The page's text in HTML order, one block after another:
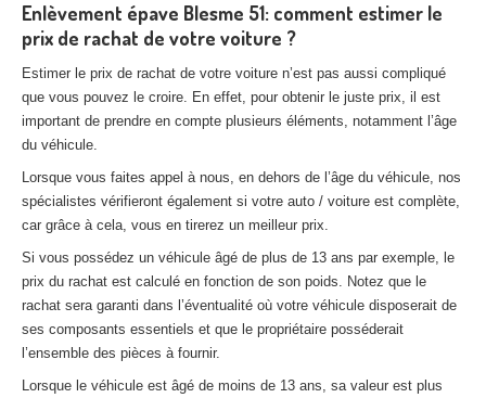
Enlèvement épave Blesme 51: comment estimer le
prix de rachat de votre voiture ?
Estimer le prix de rachat de votre voiture n’est pas aussi compliqué
que vous pouvez le croire. En effet, pour obtenir le juste prix, il est
important de prendre en compte plusieurs éléments, notamment l’âge
du véhicule.
Lorsque vous faites appel à nous, en dehors de l’âge du véhicule, nos
spécialistes vérifieront également si votre auto / voiture est complète,
car grâce à cela, vous en tirerez un meilleur prix.
Si vous possédez un véhicule âgé de plus de 13 ans par exemple, le
prix du rachat est calculé en fonction de son poids. Notez que le
rachat sera garanti dans l’éventualité où votre véhicule disposerait de
ses composants essentiels et que le propriétaire posséderait
l’ensemble des pièces à fournir.
Lorsque le véhicule est âgé de moins de 13 ans, sa valeur est plus